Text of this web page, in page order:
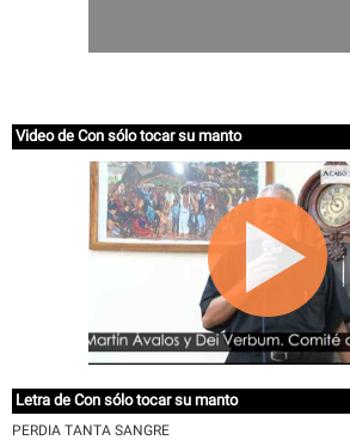
Video de Con sólo tocar su manto
Letra de Con sólo tocar su manto
PERDIA TANTA SANGRE